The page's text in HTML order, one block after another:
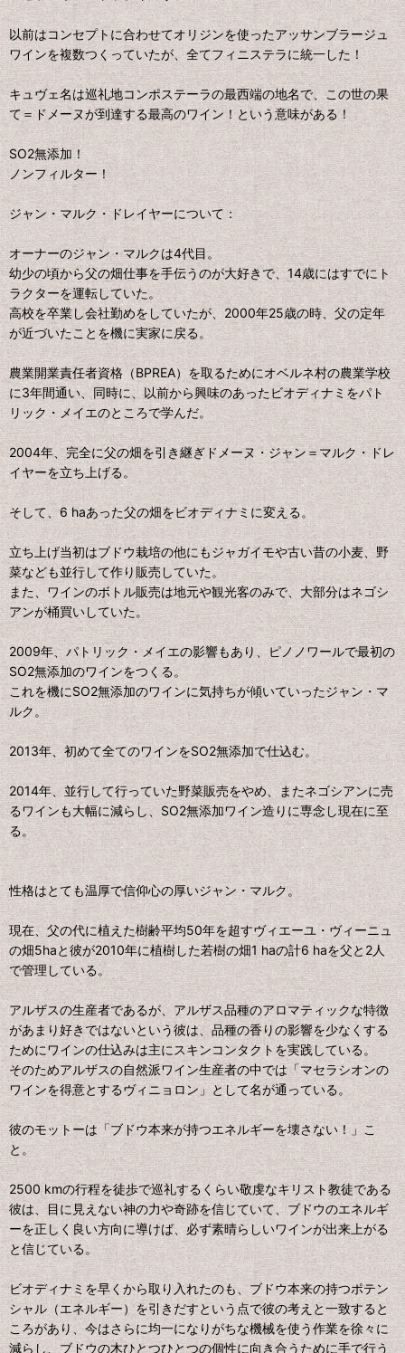
以前はコンセプトに合わせてオリジンを使ったアッサンブラージュ
ワインを複数つくっていたが、全てフィニステラに統一した！
キュヴェ名は巡礼地コンポステーラの最西端の地名で、この世の果
て＝ドメーヌが到達する最高のワイン！という意味がある！
SO2無添加！
ノンフィルター！
ジャン・マルク・ドレイヤーについて：
オーナーのジャン・マルクは4代目。
幼少の頃から父の畑仕事を手伝うのが大好きで、14歳にはすでにト
ラクターを運転していた。
高校を卒業し会社勤めをしていたが、2000年25歳の時、父の定年
が近づいたことを機に実家に戻る。
農業開業責任者資格（BPREA）を取るためにオベルネ村の農業学校
に3年間通い、同時に、以前から興味のあったビオディナミをパト
リック・メイエのところで学んだ。
2004年、完全に父の畑を引き継ぎドメーヌ・ジャン＝マルク・ドレ
イヤーを立ち上げる。
そして、6 haあった父の畑をビオディナミに変える。
立ち上げ当初はブドウ栽培の他にもジャガイモや古い昔の小麦、野
菜なども並行して作り販売していた。
また、ワインのボトル販売は地元や観光客のみで、大部分はネゴシ
アンが桶買いしていた。
2009年、パトリック・メイエの影響もあり、ピノノワールで最初の
SO2無添加のワインをつくる。
これを機にSO2無添加のワインに気持ちが傾いていったジャン・マ
ルク。
2013年、初めて全てのワインをSO2無添加で仕込む。
2014年、並行して行っていた野菜販売をやめ、またネゴシアンに売
るワインも大幅に減らし、SO2無添加ワイン造りに専念し現在に至
る。
性格はとても温厚で信仰心の厚いジャン・マルク。
現在、父の代に植えた樹齢平均50年を超すヴィエーユ・ヴィーニュ
の畑5haと彼が2010年に植樹した若樹の畑1 haの計6 haを父と2人
で管理している。
アルザスの生産者であるが、アルザス品種のアロマティックな特徴
があまり好きではないという彼は、品種の香りの影響を少なくする
ためにワインの仕込みは主にスキンコンタクトを実践している。
そのためアルザスの自然派ワイン生産者の中では「マセラシオンの
ワインを得意とするヴィニョロン」として名が通っている。
彼のモットーは「ブドウ本来が持つエネルギーを壊さない！」こ
と。
2500 kmの行程を徒歩で巡礼するくらい敬虔なキリスト教徒である
彼は、目に見えない神の力や奇跡を信じていて、ブドウのエネルギ
ーを正しく良い方向に導けば、必ず素晴らしいワインが出来上がる
と信じている。
ビオディナミを早くから取り入れたのも、ブドウ本来の持つポテン
シャル（エネルギー）を引きだすという点で彼の考えと一致すると
ころがあり、今はさらに均一になりがちな機械を使う作業を徐々に
減らし、ブドウの木ひとつひとつの個性に向き合うために手で行う